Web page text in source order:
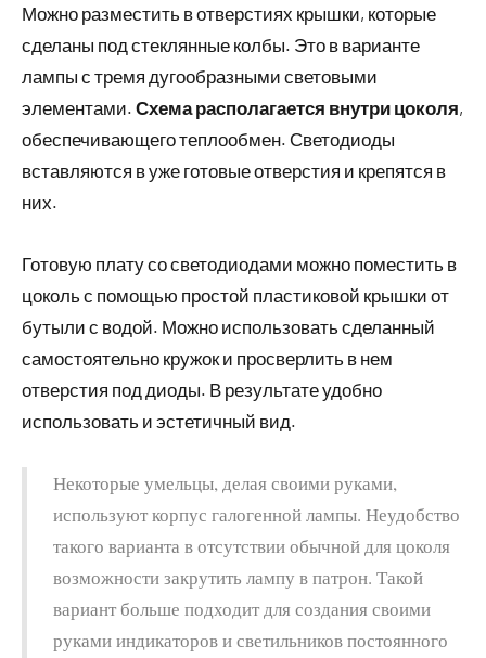
Можно разместить в отверстиях крышки, которые
сделаны под стеклянные колбы. Это в варианте
лампы с тремя дугообразными световыми
элементами. Схема располагается внутри цоколя,
обеспечивающего теплообмен. Светодиоды
вставляются в уже готовые отверстия и крепятся в
них.
Готовую плату со светодиодами можно поместить в
цоколь с помощью простой пластиковой крышки от
бутыли с водой. Можно использовать сделанный
самостоятельно кружок и просверлить в нем
отверстия под диоды. В результате удобно
использовать и эстетичный вид.
Некоторые умельцы, делая своими руками,
используют корпус галогенной лампы. Неудобство
такого варианта в отсутствии обычной для цоколя
возможности закрутить лампу в патрон. Такой
вариант больше подходит для создания своими
руками индикаторов и светильников постоянного